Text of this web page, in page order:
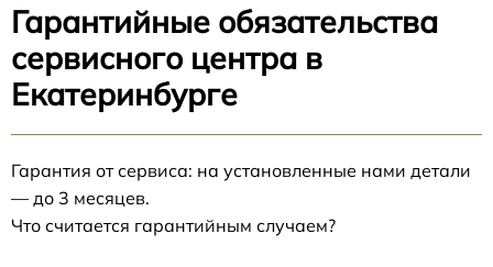
Гарантийные обязательства
сервисного центра в
Екатеринбурге
Гарантия от сервиса: на установленные нами детали
— до 3 месяцев.
Что считается гарантийным случаем?